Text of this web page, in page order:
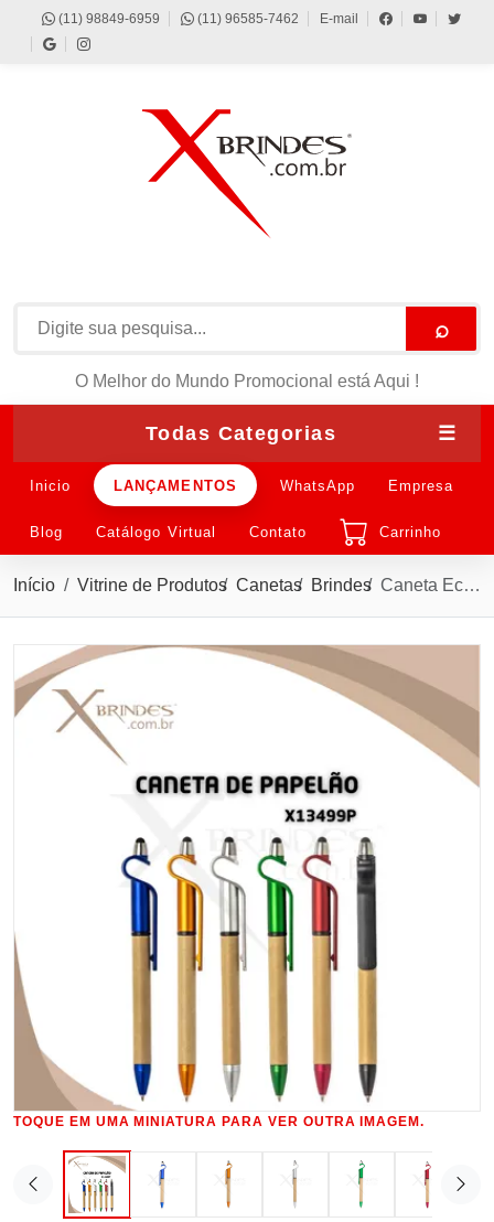
(11) 98849-6959 (11) 96585-7462 E-mail
⌕
O Melhor do Mundo Promocional está Aqui !
Todas Categorias ☰
Inicio LANÇAMENTOS WhatsApp Empresa
Blog Catálogo Virtual Contato Carrinho
Início Vitrine de Produtos Canetas Brindes Caneta Ecológica de Papelão com Touch e Suporte X13499P
TOQUE EM UMA MINIATURA PARA VER OUTRA IMAGEM.